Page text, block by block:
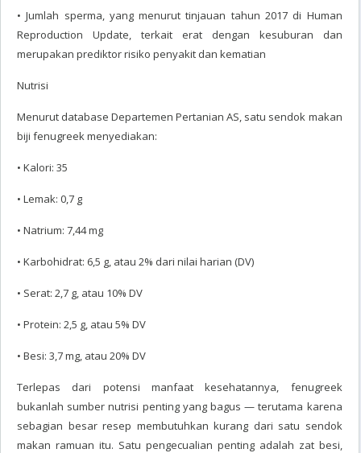
• Jumlah sperma, yang menurut tinjauan tahun 2017 di Human
Reproduction Update, terkait erat dengan kesuburan dan
merupakan prediktor risiko penyakit dan kematian
Nutrisi
Menurut database Departemen Pertanian AS, satu sendok makan
biji fenugreek menyediakan:
• Kalori: 35
• Lemak: 0,7 g
• Natrium: 7,44 mg
• Karbohidrat: 6,5 g, atau 2% dari nilai harian (DV)
• Serat: 2,7 g, atau 10% DV
• Protein: 2,5 g, atau 5% DV
• Besi: 3,7 mg, atau 20% DV
Terlepas dari potensi manfaat kesehatannya, fenugreek
bukanlah sumber nutrisi penting yang bagus — terutama karena
sebagian besar resep membutuhkan kurang dari satu sendok
makan ramuan itu. Satu pengecualian penting adalah zat besi,